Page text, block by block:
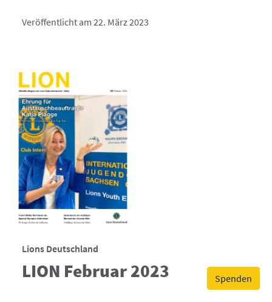
Spenden
Veröffentlicht am 22. März 2023
Lions Deutschland
LION Februar 2023